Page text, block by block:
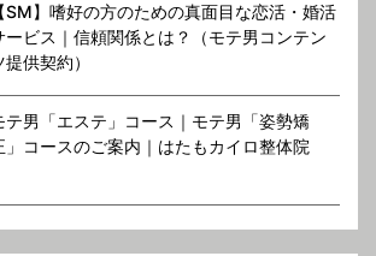
【SM】嗜好の方のための真面目な恋活・婚活
ービス｜信頼関係とは？（モテ男コンテン
提供契約）
テ男「エステ」コース｜モテ男「姿勢矯
」コースのご案内｜はたもカイロ整体院